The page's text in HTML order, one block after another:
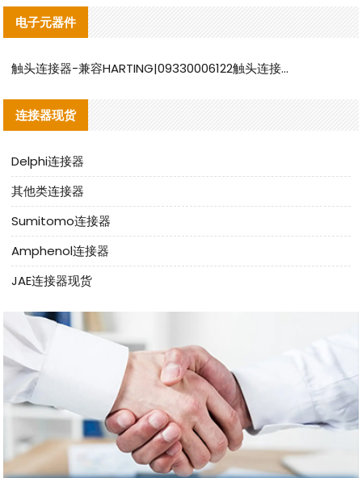
电子元器件
触头连接器-兼容HARTING|09330006122触头连接器替代品说明
连接器现货
Delphi连接器
其他类连接器
Sumitomo连接器
Amphenol连接器
JAE连接器现货